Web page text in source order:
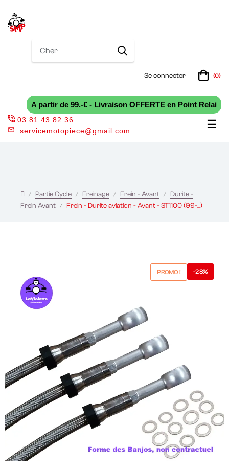
Se connecter (0)
A partir de 99.-€ - Livraison OFFERTE en Point Relai
☰
03 81 43 82 36
servicemotopiece@gmail.com
Partie Cycle Freinage Frein - Avant
Durite -
Frein Avant
Frein - Durite aviation - Avant - ST1100 (99-...)
PROMO ! -28%